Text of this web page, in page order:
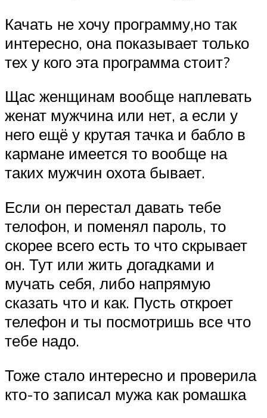
Качать не хочу программу,но так
интересно, она показывает только
тех у кого эта программа стоит?
Щас женщинам вообще наплевать
женат мужчина или нет, а если у
него ещё у крутая тачка и бабло в
кармане имеется то вообще на
таких мужчин охота бывает.
Если он перестал давать тебе
телофон, и поменял пароль, то
скорее всего есть то что скрывает
он. Тут или жить догадками и
мучать себя, либо напрямую
сказать что и как. Пусть откроет
телефон и ты посмотришь все что
тебе надо.
Тоже стало интересно и проверила
кто-то записал мужа как ромашка